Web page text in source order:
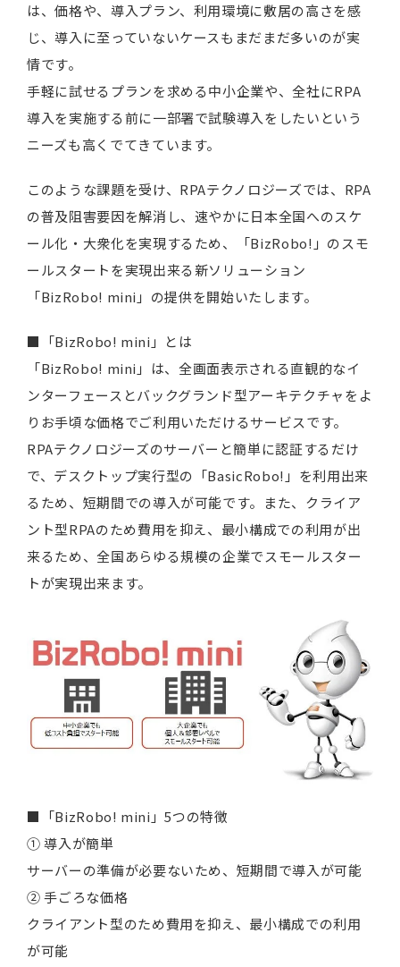
は、価格や、導入プラン、利用環境に敷居の高さを感
じ、導入に至っていないケースもまだまだ多いのが実
情です。
手軽に試せるプランを求める中小企業や、全社にRPA
導入を実施する前に一部署で試験導入をしたいという
ニーズも高くでてきています。
このような課題を受け、RPAテクノロジーズでは、RPA
の普及阻害要因を解消し、速やかに日本全国へのスケ
ール化・大衆化を実現するため、「BizRobo!」のスモ
ールスタートを実現出来る新ソリューション
「BizRobo! mini」の提供を開始いたします。
■「BizRobo! mini」とは
「BizRobo! mini」は、全画面表示される直観的なイ
ンターフェースとバックグランド型アーキテクチャをよ
りお手頃な価格でご利用いただけるサービスです。
RPAテクノロジーズのサーバーと簡単に認証するだけ
で、デスクトップ実行型の「BasicRobo!」を利用出来
るため、短期間での導入が可能です。また、クライア
ント型RPAのため費用を抑え、最小構成での利用が出
来るため、全国あらゆる規模の企業でスモールスター
トが実現出来ます。
■「BizRobo! mini」5つの特徴
① 導入が簡単
サーバーの準備が必要ないため、短期間で導入が可能
② 手ごろな価格
クライアント型のため費用を抑え、最小構成での利用
が可能